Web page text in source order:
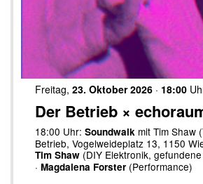
Freitag, 23. Oktober 2026 · 18:00
Der Betrieb ×
18:00 Uhr: Soundwalk mit Tim Shaw
Betrieb, Vogelweideplatz 13, 1150
Tim Shaw (DIY Elektronik,
· Magdalena Forster (Performance)